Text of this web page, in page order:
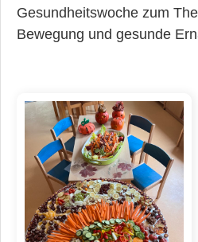
Gesundheitswoche zum
Bewegung und gesunde